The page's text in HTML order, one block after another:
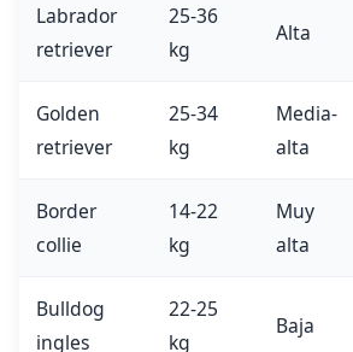
Labrador
retriever
25-36
kg
Alta
Golden
retriever
25-34
kg
Media-
alta
Border
collie
14-22
kg
Muy
alta
Bulldog
ingles
22-25
kg
Baja